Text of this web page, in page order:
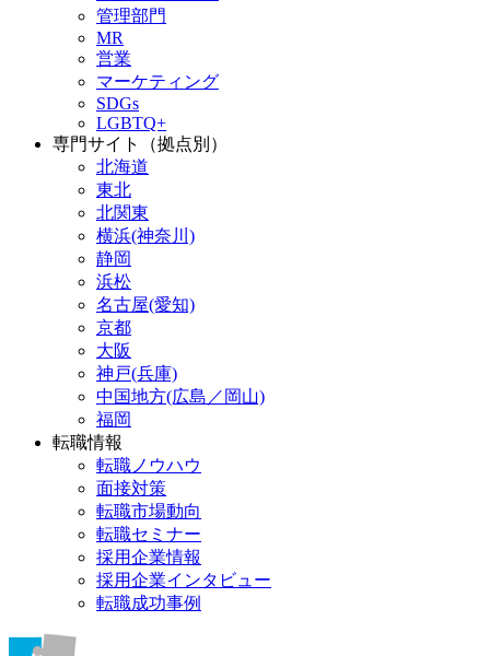
管理部門
MR
営業
マーケティング
SDGs
LGBTQ+
専門サイト（拠点別）
北海道
東北
北関東
横浜(神奈川)
静岡
浜松
名古屋(愛知)
京都
大阪
神戸(兵庫)
中国地方(広島／岡山)
福岡
転職情報
転職ノウハウ
面接対策
転職市場動向
転職セミナー
採用企業情報
採用企業インタビュー
転職成功事例